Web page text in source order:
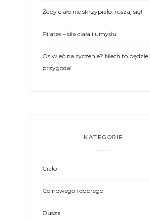
Żeby ciało nie skrzypiało, ruszaj się!
Pilates – siła ciała i umysłu
Osiwieć na życzenie? Niech to będzie
przygoda!
KATEGORIE
Ciało
Co nowego i dobrego
Dusza